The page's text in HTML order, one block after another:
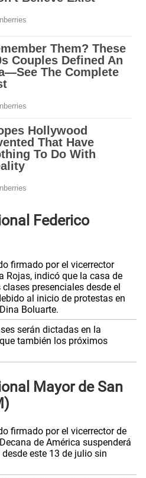
Federico
firmado por el vicerrector
Rojas, indicó que la casa de
presenciales desde el
al inicio de protestas en
Boluarte.
serán dictadas en la
también los próximos
Mayor de San
firmado por el vicerrector de
de América suspenderá
este 13 de julio sin